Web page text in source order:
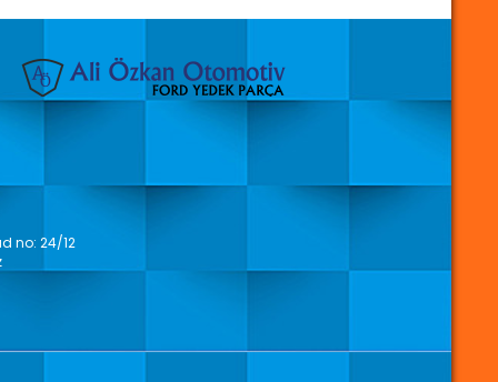
no: 24/12